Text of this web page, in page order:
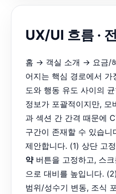
UX/UI 흐름 ·
홈 → 객실 소개 → 요금/
어지는 핵심 경로에서 가
도와 행동 유도 사이의
정보가 포괄적이지만, 모
과 섹션 간 간격 때문에
구간이 존재할 수 있습니
제안합니다. (1) 상단 고
약버튼을 고정하고, 스
으로 대비를 높입니다.
범위/성수기 변동, 조식